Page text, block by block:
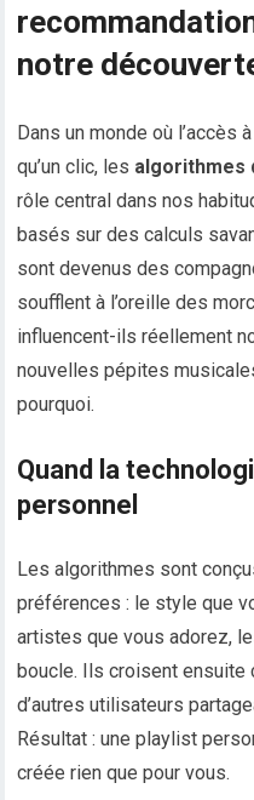
notre
Dans un monde où
qu’un clic, les algorithmes
rôle central dans nos
basés sur des calculs
sont devenus des
soufflent à l’oreille des
influencent-ils réellement
nouvelles pépites
pourquoi.
Quand la
personnel
Les algorithmes sont
préférences : le style que
artistes que vous adorez,
boucle. Ils croisent
d’autres utilisateurs
Résultat : une playlist
créée rien que pour vous.